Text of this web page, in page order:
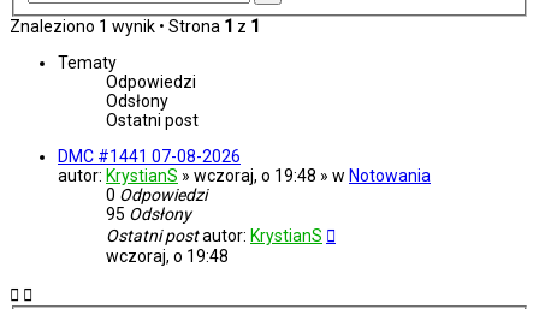
Znaleziono 1 wynik • Strona 1 z 1
Tematy
Odpowiedzi
Odsłony
Ostatni post
DMC #1441 07-08-2026
autor: KrystianS » wczoraj, o 19:48 » w Notowania
0 Odpowiedzi
95 Odsłony
Ostatni postautor: KrystianS
wczoraj, o 19:48